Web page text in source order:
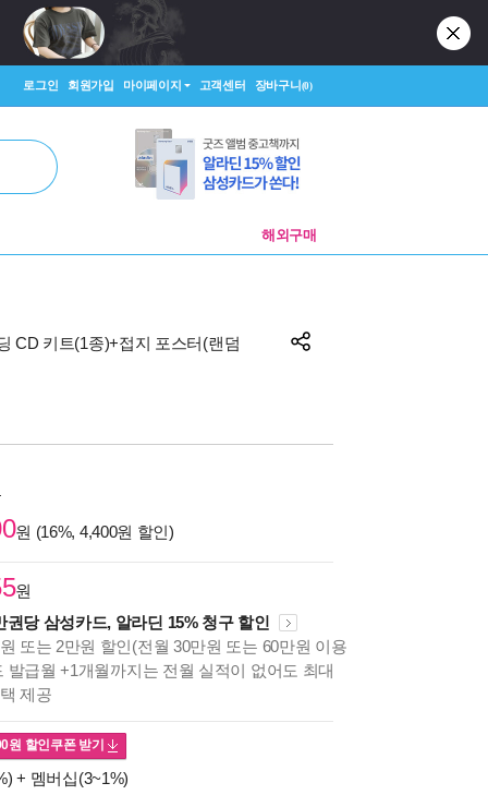
로그인 회원가입 마이페이지 고객센터 장바구니(0)
해외구매
CD 키트(1종)+접지 포스터(랜덤
원 (16%, 4,400원 할인)
원
권당 삼성카드, 알라딘 15% 청구 할인
또는 2만원 할인(전월 30만원 또는 60만원 이용
발급월 +1개월까지는 전월 실적이 없어도 최대
제공
원 할인쿠폰 받기
+ 멤버십(3~1%)